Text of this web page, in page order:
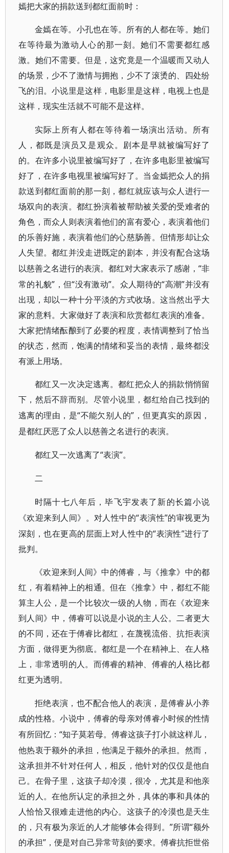
嫣把大家的捐款送到都红面前时：
金嫣在等。小孔也在等。所有的人都在等。她们
在等待最为激动人心的那一刻。她们不需要都红感
激。她们不需要。但是，这究竟是一个温暖而又动人
的场景，少不了激情与拥抱，少不了滚烫的、四处纷
飞的泪。小说里是这样，电影里是这样，电视上也是
这样，现实生活就不可能不是这样。
实际上所有人都在等待着一场演出活动。所有
人，都既是演员又是观众。剧本是早就被编写好了
的。在许多小说里被编写好了，在许多电影里被编写
好了，在许多电视里被编写好了。当金嫣把众人的捐
款送到都红面前的那一刻，都红就应该与众人进行一
场双向的表演。都红扮演着被帮助被关爱的受难者的
角色，而众人则表演着他们的富有爱心，表演着他们
的乐善好施，表演着他们的心慈肠善。但情形却让众
人失望。都红并没走进既定的剧本，并没有配合这场
以慈善之名进行的表演。都红对大家表示了感谢，“非
常的礼貌”，但“没有激动”。众人期待的“高潮”并没有
出现，却以一种十分平淡的方式收场。这当然出乎大
家的意料。大家做好了表演和欣赏都红表演的准备。
大家把情绪酝酿到了必要的程度，表情调整到了恰当
的状态，然而，饱满的情绪和妥当的表情，最终都没
有派上用场。
都红又一次决定逃离。都红把众人的捐款悄悄留
下，然后不辞而别。尽管小说里，都红给自己找到的
逃离的理由，是“不能欠别人的”，但更真实的原因，
是都红厌恶了众人以慈善之名进行的表演。
都红又一次逃离了“表演”。
二
时隔十七八年后，毕飞宇发表了新的长篇小说
《欢迎来到人间》。对人性中的“表演性”的审视更为
深刻，也在更高的层面上对人性中的“表演性”进行了
批判。
《欢迎来到人间》中的傅睿，与《推拿》中的都
红，有着精神上的相通。但在《推拿》中，都红不能
算主人公，是一个比较次一级的人物，而在《欢迎来
到人间》中，傅睿可以说是小说的主人公。二者更大
的不同，还在于傅睿比都红，在蔑视流俗、抗拒表演
方面，做得更为彻底。都红是一个在精神上、在人格
上，非常透明的人。而傅睿的精神、傅睿的人格比都
红更为透明。
拒绝表演，也不配合他人的表演，是傅睿从小养
成的性格。小说中，傅睿的母亲对傅睿小时候的性情
有所回忆：“知子莫若母。傅睿这孩子打小就这样儿，
他热衷于额外的承担，他满足于额外的承担。然而，
这承担并不针对任何人，相反，他针对的仅仅是他自
己。在骨子里，这孩子却冷漠，很冷，尤其是和他亲
近的人。在他所认定的承担之外，具体的事和具体的
人恰恰又很难走进他的内心。这孩子的冷漠也是天生
的，只有极为亲近的人才能够体会得到。”所谓“额外
的承担”，便是对自己异常苛刻的要求。傅睿抗拒世俗